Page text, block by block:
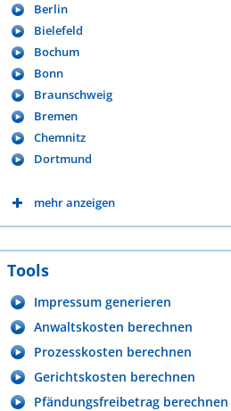
Berlin
Bielefeld
Bochum
Bonn
Braunschweig
Bremen
Chemnitz
Dortmund
mehr anzeigen
Tools
Impressum generieren
Anwaltskosten berechnen
Prozesskosten berechnen
Gerichtskosten berechnen
Pfändungsfreibetrag berechnen